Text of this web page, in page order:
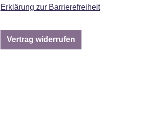
Erklärung zur Barrierefreiheit
Vertrag widerrufen